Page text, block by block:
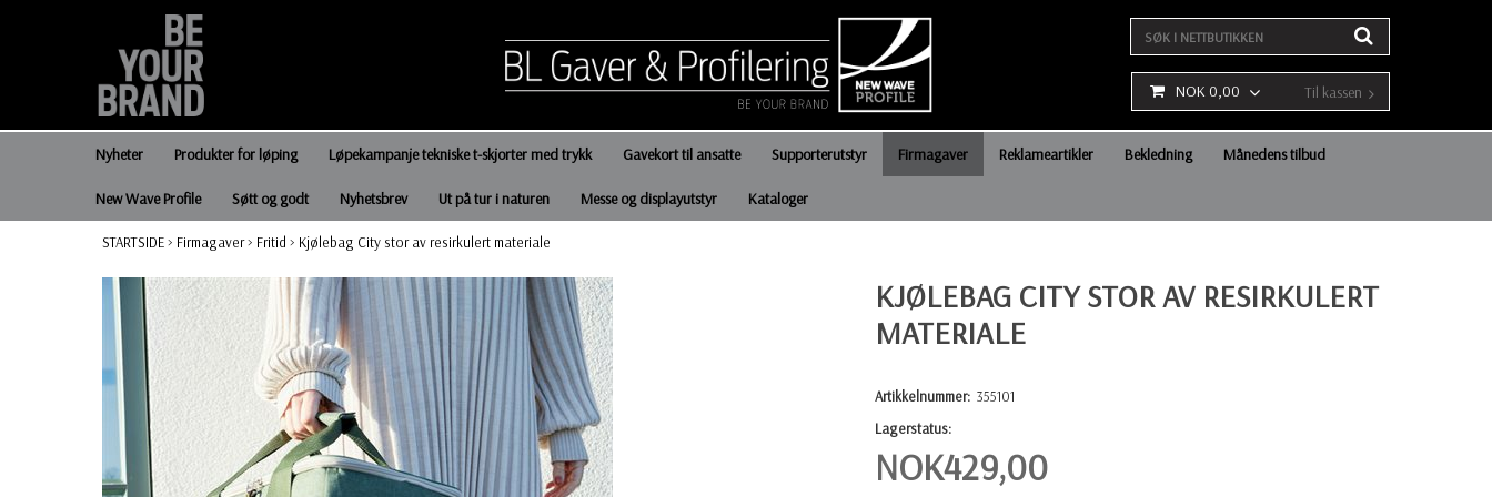
NOK 0,00 Til kassen
Nyheter Produkter for løping Løpekampanje tekniske t-skjorter med trykk Gavekort til ansatte Supporterutstyr Firmagaver Reklameartikler Bekledning Månedens tilbud
New Wave Profile Søtt og godt Nyhetsbrev Ut på tur i naturen Messe og displayutstyr Kataloger
STARTSIDE> Firmagaver> Fritid > Kjølebag City stor av resirkulert materiale
KJØLEBAG CITY STOR AV RESIRKULERT
MATERIALE
Artikkelnummer: 355101
Lagerstatus:
NOK429,00